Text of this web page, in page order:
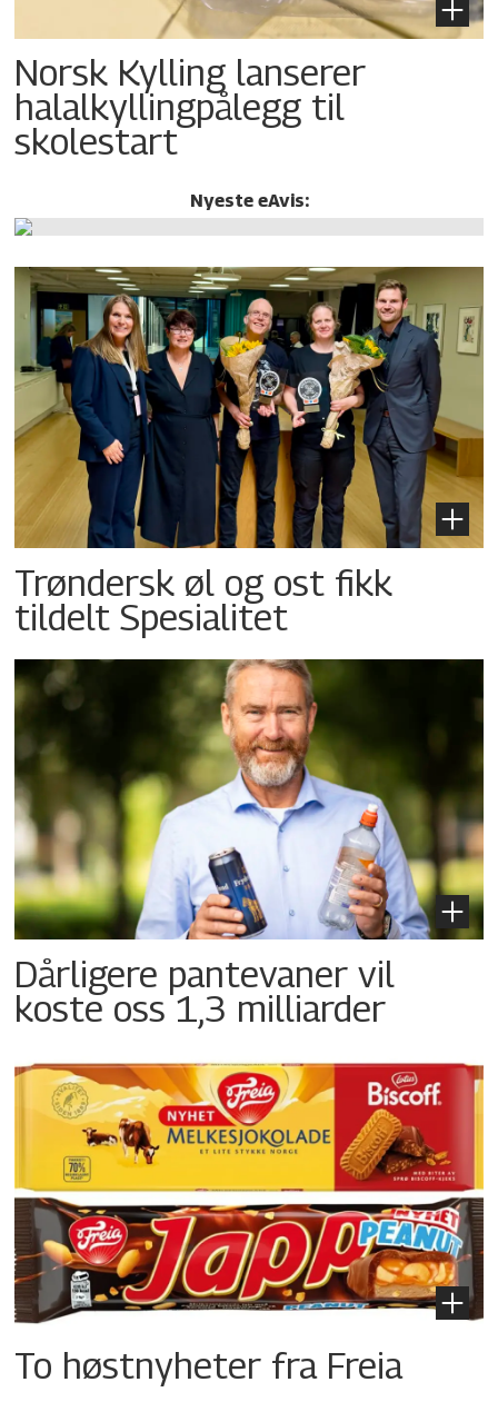
Norsk Kylling lanserer
halalkylling­pålegg til
skolestart
Nyeste eAvis:
Trøndersk øl og ost fikk
tildelt Spesialitet
Dårligere pantevaner vil
koste oss 1,3 milliarder
To høstnyheter fra Freia